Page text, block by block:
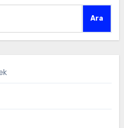
Ara